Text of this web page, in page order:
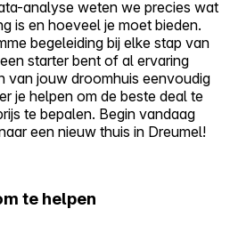
analyse weten we precies wat
is en hoeveel je moet bieden.
begeleiding bij elke stap van
starter bent of al ervaring
van jouw droomhuis eenvoudig
je helpen om de beste deal te
te bepalen. Begin vandaag
een nieuw thuis in Dreumel!
te helpen